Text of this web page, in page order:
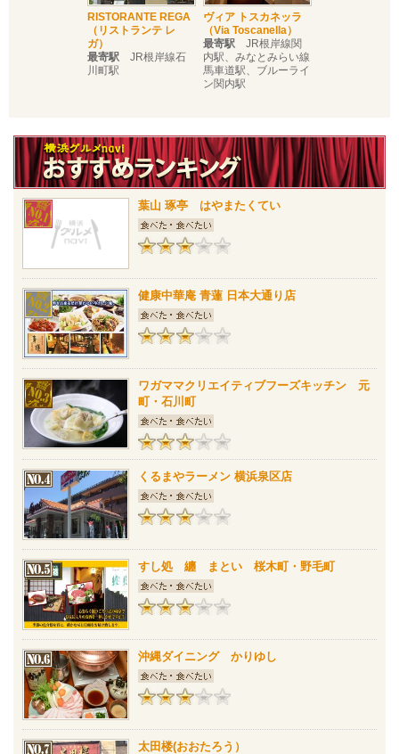
RISTORANTE REGA
（リストランテ レ
ガ）
最寄駅 JR根岸線石
川町駅
ヴィア トスカネッラ
（Via Toscanella）
最寄駅 JR根岸線関
内駅、みなとみらい線
馬車道駅、ブルーライ
ン関内駅
葉山 琢亭 はやまたくてい
健康中華庵 青蓮 日本大通り店
ワガママクリエイティブフーズキッチン 元
町・石川町
くるまやラーメン 横浜泉区店
すし処 纏 まとい 桜木町・野毛町
沖縄ダイニング かりゆし
太田楼(おおたろう）